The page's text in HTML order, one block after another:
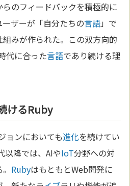
のフィードバックを積極的に
ザーが「自分たちの言語」で
みが作られた。この双方向的
代に合った言語であり続ける理
けるRuby
ョンにおいても進化を続けてい
以降では、AIやIoT分野への対
RubyはもともとWeb開発に